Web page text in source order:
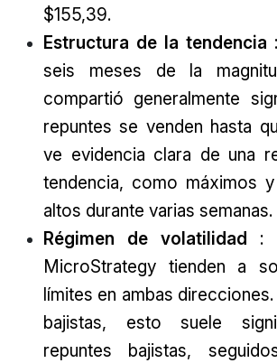
$155,39.
Estructura de la tendencia
seis meses de la
compartió generalmente
repuntes se venden hasta
ve evidencia clara de una
tendencia, como máximos
altos durante varias semanas.
Régimen de volatilidad
:
MicroStrategy tienden a
límites en ambas
bajistas, esto suele
repuntes bajistas,